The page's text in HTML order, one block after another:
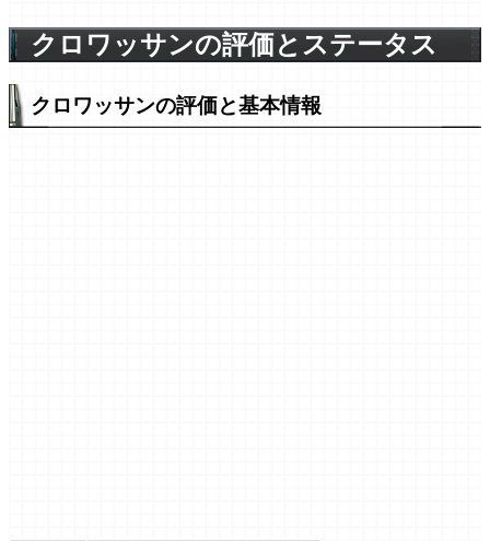
クロワッサンの評価とステータス
クロワッサンの評価と基本情報